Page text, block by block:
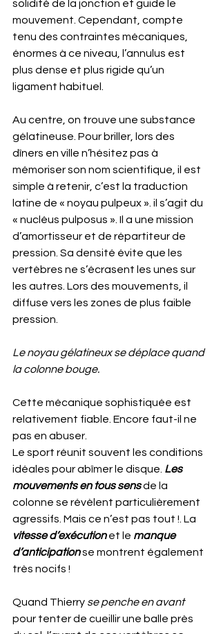
solidité de la jonction et guide le
mouvement. Cependant, compte
tenu des contraintes mécaniques,
énormes à ce niveau, l’annulus est
plus dense et plus rigide qu’un
ligament habituel.
Au centre, on trouve une substance
gélatineuse. Pour briller, lors des
dîners en ville n’hésitez pas à
mémoriser son nom scientifique, il est
simple à retenir, c’est la traduction
latine de « noyau pulpeux ». il s’agit du
« nucléus pulposus ». Il a une mission
d’amortisseur et de répartiteur de
pression. Sa densité évite que les
vertèbres ne s’écrasent les unes sur
les autres. Lors des mouvements, il
diffuse vers les zones de plus faible
pression.
Le noyau gélatineux se déplace quand
la colonne bouge.
Cette mécanique sophistiquée est
relativement fiable. Encore faut-il ne
pas en abuser.
Le sport réunit souvent les conditions
idéales pour abîmer le disque. Les
mouvements en tous sens de la
colonne se révèlent particulièrement
agressifs. Mais ce n’est pas tout !. La
vitesse d’exécution et le manque
d’anticipation se montrent également
très nocifs !
Quand Thierry se penche en avant
pour tenter de cueillir une balle près